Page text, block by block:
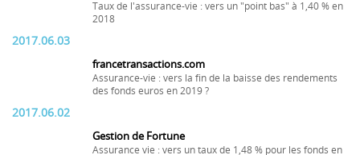
Taux de l'assurance-vie : vers un "point bas" à 1,40 % en
2018
2017.06.03
francetransactions.com
Assurance-vie : vers la fin de la baisse des rendements
des fonds euros en 2019 ?
2017.06.02
Gestion de Fortune
Assurance vie : vers un taux de 1,48 % pour les fonds en